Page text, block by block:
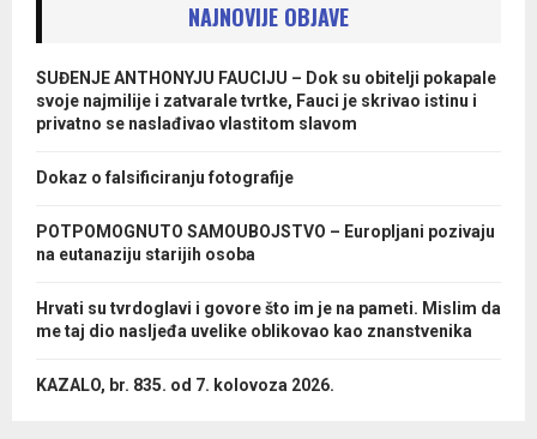
NAJNOVIJE OBJAVE
SUĐENJE ANTHONYJU FAUCIJU – Dok su obitelji pokapale
svoje najmilije i zatvarale tvrtke, Fauci je skrivao istinu i
privatno se naslađivao vlastitom slavom
Dokaz o falsificiranju fotografije
POTPOMOGNUTO SAMOUBOJSTVO – Europljani pozivaju
na eutanaziju starijih osoba
Hrvati su tvrdoglavi i govore što im je na pameti. Mislim da
me taj dio nasljeđa uvelike oblikovao kao znanstvenika
KAZALO, br. 835. od 7. kolovoza 2026.